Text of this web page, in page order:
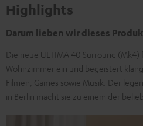
Highlights
Darum lieben wir dieses
Die neue ULTIMA 40 Surround
Wohnzimmer ein und begeistert
Filmen, Games sowie Musik. Der
in Berlin macht sie zu einem der